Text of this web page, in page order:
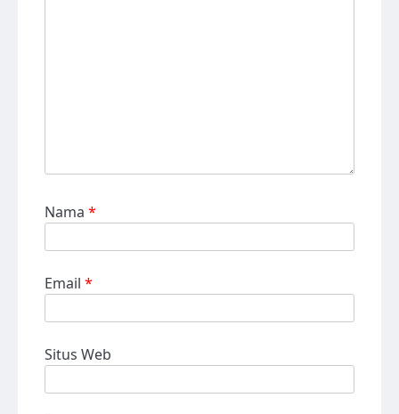
Nama *
Email *
Situs Web